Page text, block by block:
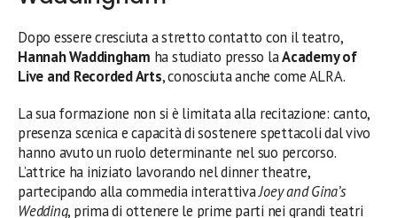
Dopo essere cresciuta a stretto contatto con il teatro,
Hannah Waddingham ha studiato presso laAcademy of
Live and Recorded Arts, conosciuta anche come ALRA.
La sua formazione non si è limitata alla recitazione: canto,
presenza scenica e capacità di sostenere spettacoli dal vivo
hanno avuto un ruolo determinante nel suo percorso.
L’attrice ha iniziato lavorando nel dinner theatre,
partecipando alla commedia interattivaJoey and Gina’s
Wedding, prima di ottenere le prime parti nei grandi teatri